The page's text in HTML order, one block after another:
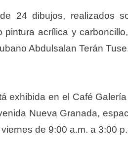
24 dibujos, realizados
pintura acrílica y
Abdulsalan Terán
exhibida en el Café
Nueva Granada,
de 9:00 a.m. a 3:00